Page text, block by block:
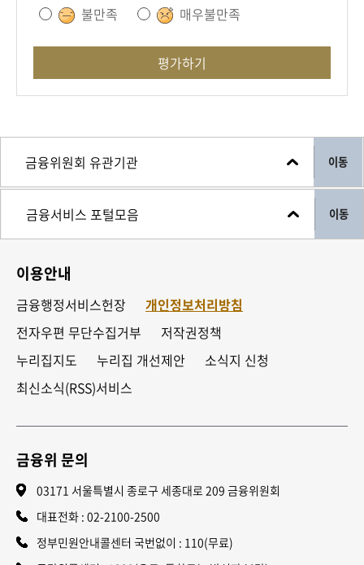
불만족
매우불만족
평가하기
이동
이동
이용안내
금융행정서비스헌장
개인정보처리방침
전자우편 무단수집거부
저작권정책
누리집지도
누리집 개선제안
소식지 신청
최신소식(RSS)서비스
금융위 문의
03171 서울특별시 종로구 세종대로 209 금융위원회
대표전화 : 02-2100-2500
정부민원안내콜센터 국번없이 : 110(무료)